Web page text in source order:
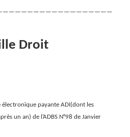
Droit
payante ADI(dont les
un an) de l’ADBS N°98 de Janvier